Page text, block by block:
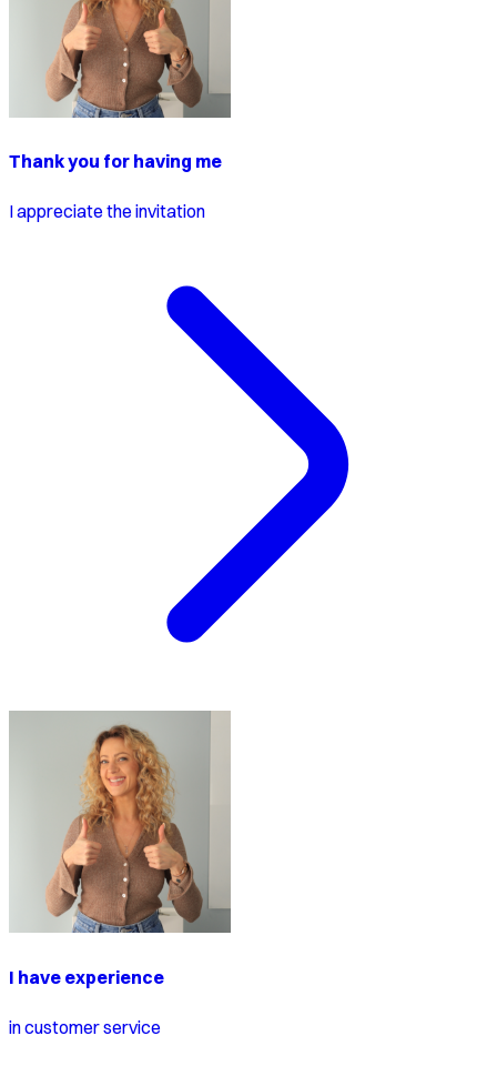
Thank you for having me
I appreciate the invitation
I have experience
in customer service